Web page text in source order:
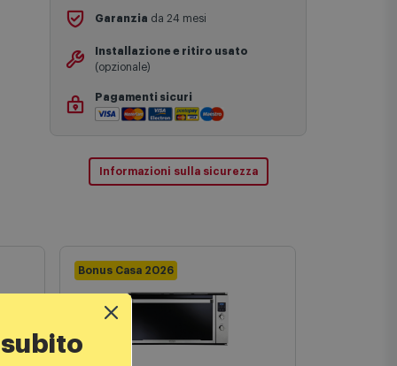
Garanzia da 24 mesi
(opzionale)
Pagamenti sicuri
Bonus Casa 2026